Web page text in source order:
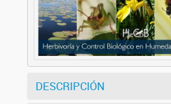
DESCRIPCIÓN